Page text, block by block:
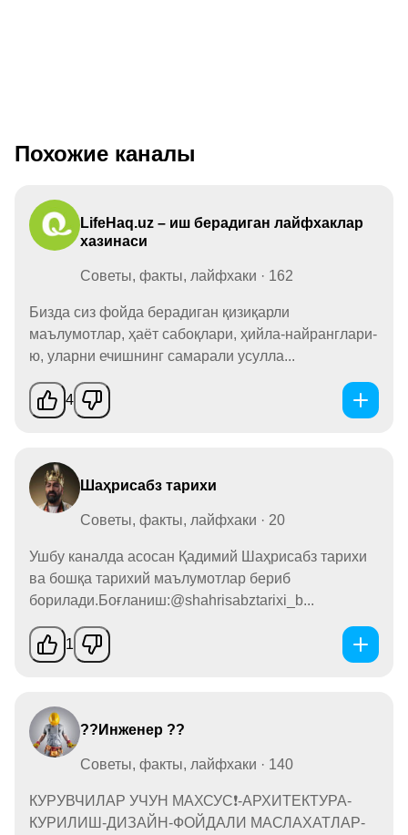
Похожие каналы
LifeHaq.uz – иш берадиган лайфхаклар
хазинаси
Советы, факты, лайфхаки · 162
Бизда сиз фойда берадиган қизиқарли
маълумотлар, ҳаёт сабоқлари, ҳийла-найранглари-
ю, уларни ечишнинг самарали усулла...
4
Шаҳрисабз тарихи
Советы, факты, лайфхаки · 20
Ушбу каналда асосан Қадимий Шаҳрисабз тарихи
ва бошқа тарихий маълумотлар бериб
борилади.Боғланиш:@shahrisabztarixi_b...
1
??Инженер ??
Советы, факты, лайфхаки · 140
КУРУВЧИЛАР УЧУН МАХСУС❗-АРХИТЕКТУРА-
КУРИЛИШ-ДИЗАЙН-ФОЙДАЛИ МАСЛАХАТЛАР-